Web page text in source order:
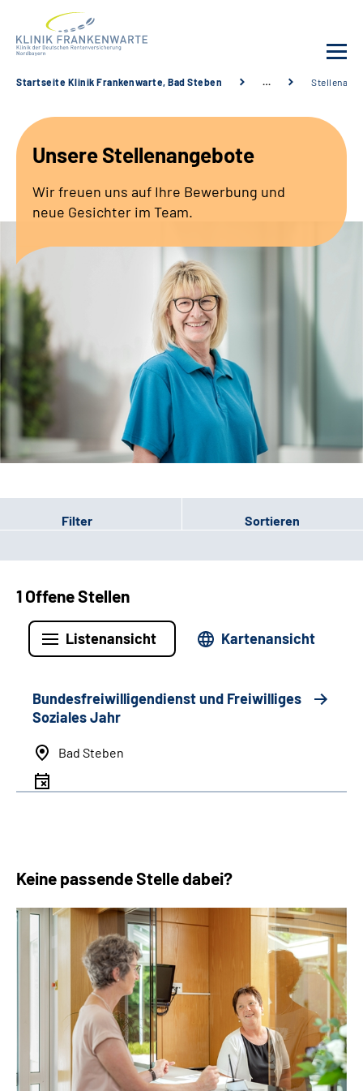
Leistungsangebot
Fachbereiche
Service
Karriere
Suche
Leichte Sprache
Gebärdensprache
Patienten-Login
Startseite Klinik Frankenwarte, Bad Steben …
Unsere Stellenangebote
Wir freuen uns auf Ihre Bewerbung und
neue Gesichter im Team.
Filter Sortieren
1 Offene Stellen
Listenansicht Kartenansicht
Bundesfreiwilligendienst und Freiwilliges
Soziales Jahr
Bad Steben
Keine passende Stelle dabei?